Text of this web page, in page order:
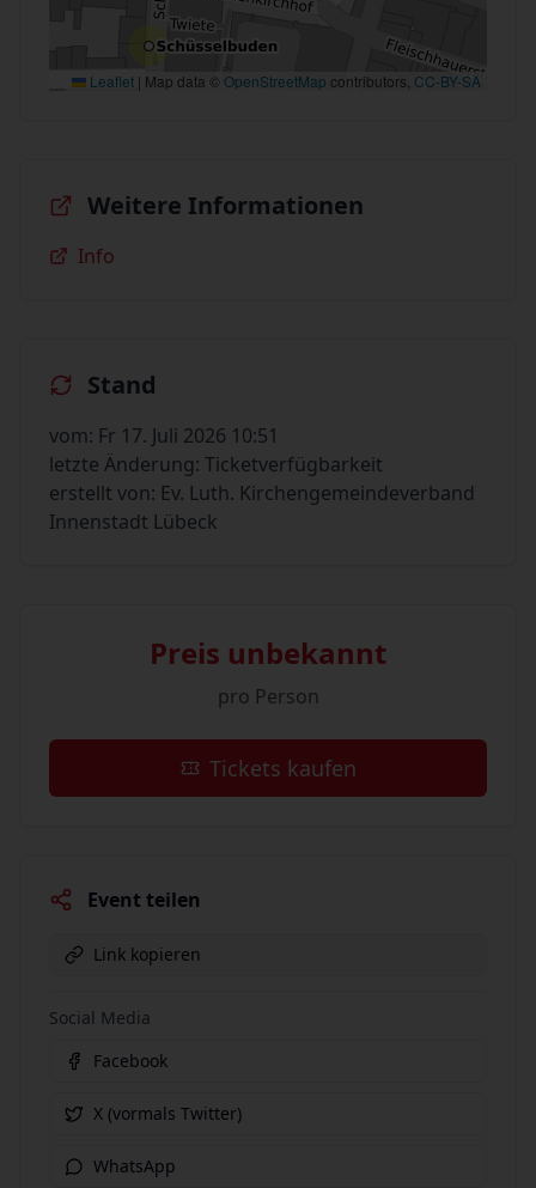
Leaflet | Map data © OpenStreetMap contributors, CC-BY-SA
Weitere Informationen
Info
Stand
vom: Fr 17. Juli 2026 10:51
letzte Änderung: Ticketverfügbarkeit
erstellt von: Ev. Luth. Kirchengemeindeverband
Innenstadt Lübeck
Preis unbekannt
pro Person
Tickets kaufen
Event teilen
Link kopieren
Social Media
Facebook
X (vormals Twitter)
WhatsApp